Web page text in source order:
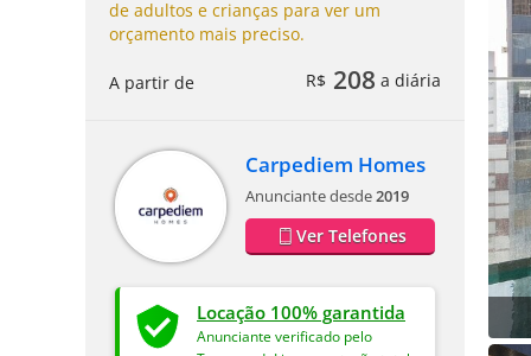
de adultos e crianças para ver um
orçamento mais preciso.
A partir de R$ 208 a diária
Carpediem Homes
Anunciante desde2019
Ver Telefones
Locação 100% garantida
Anunciante verificado pelo